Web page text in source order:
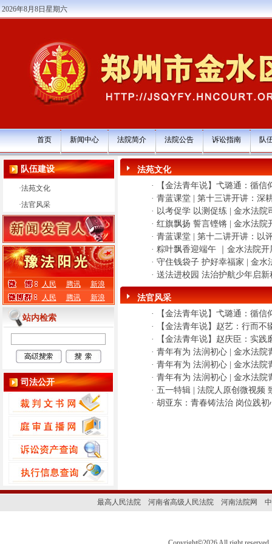
2026年8月8日星期六
首页 新闻中心 法院简介 法院公告 诉讼指南 队
队伍建设
·法苑文化
·法官风采
人民 腾讯
新浪
人民
腾讯 新浪
站内检索
司法公开
法苑文化
·
【金法青年说】弋璐通：循
· 青蓝课堂 | 第十三讲开讲：深
· 以考促学 以测促练 | 金水法
· 红旗飘扬 誓言铿锵 | 金水法院
· 青蓝课堂 | 第十二讲开讲：以
· 粽叶飘香迎端午 ｜金水法院
· 守住钱袋子 护好幸福家 | 金水
· 送法进校园 法治护航少年启新
法官风采
·
【金法青年说】弋璐通：循
·
【金法青年说】赵艺：行而不
·
【金法青年说】赵庆臣：实
· 青年有为 法润初心 | 金水法院
· 青年有为 法润初心 | 金水法院
· 青年有为 法润初心 | 金水法院
· 五一特辑 | 法院人原创微视频
· 胡亚东：青春铸法治 岗位践初
最高人民法院 河南省高级人民法院 河南法院网